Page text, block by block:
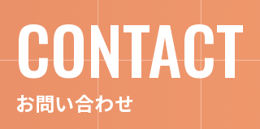
CONTACT
お問い合わせ